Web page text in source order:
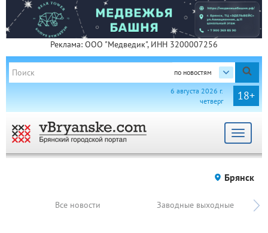
Реклама: ООО "Медведик", ИНН 3200007256
по новостям
18+
6 августа 2026 г.
четверг
Toggle
Брянск
Все новости Заводные выходные